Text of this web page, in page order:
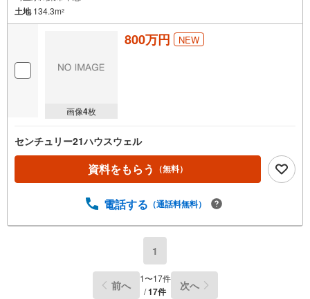
土地134.3m2
画像4枚
800万円 NEW
センチュリー21ハウスウェル
資料をもらう （無料）
電話する （通話料無料）
1
前へ 1〜17件
/17件 次へ